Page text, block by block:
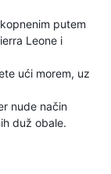
putem
Leone i
ući morem, uz
nude način
duž obale.